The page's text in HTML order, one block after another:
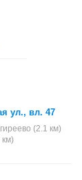
ул., вл. 47
(2.1 км)